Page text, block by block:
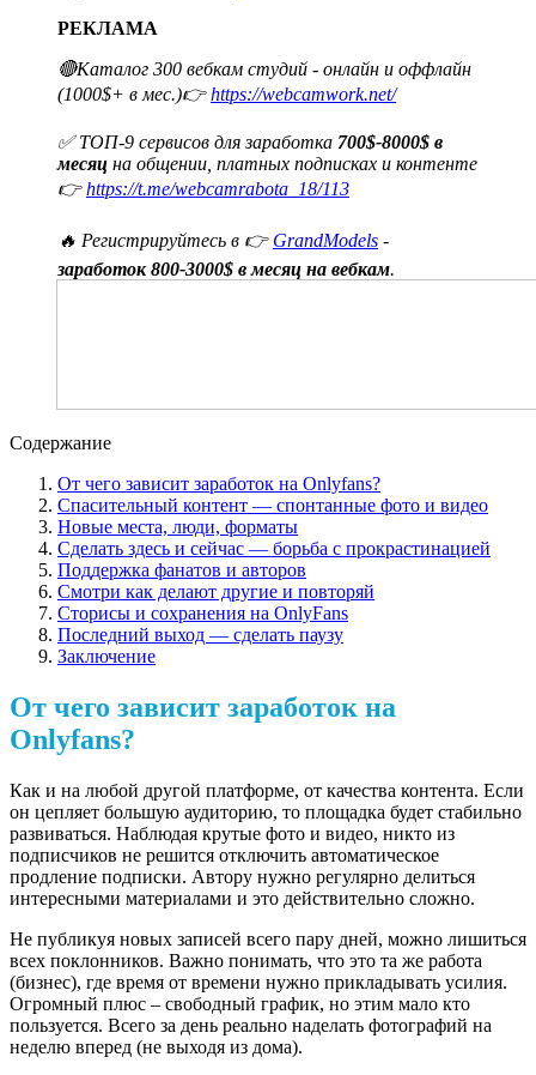
РЕКЛАМА
🔴Каталог 300 вебкам студий - онлайн и оффлайн
(1000$+ в мес.)👉https://webcamwork.net/
✅ ТОП-9 сервисов для заработка 700$-8000$ в
месяц на общении, платных подписках и контенте
👉https://t.me/webcamrabota_18/113
🔥 Регистрируйтесь в 👉 GrandModels -
заработок 800-3000$ в месяц на вебкам.
Содержание
От чего зависит заработок на Onlyfans?
Спасительный контент — спонтанные фото и видео
Новые места, люди, форматы
Сделать здесь и сейчас — борьба с прокрастинацией
Поддержка фанатов и авторов
Смотри как делают другие и повторяй
Сторисы и сохранения на OnlyFans
Последний выход — сделать паузу
Заключение
От чего зависит заработок на
Onlyfans?
Как и на любой другой платформе, от качества контента. Если
он цепляет большую аудиторию, то площадка будет стабильно
развиваться. Наблюдая крутые фото и видео, никто из
подписчиков не решится отключить автоматическое
продление подписки. Автору нужно регулярно делиться
интересными материалами и это действительно сложно.
Не публикуя новых записей всего пару дней, можно лишиться
всех поклонников. Важно понимать, что это та же работа
(бизнес), где время от времени нужно прикладывать усилия.
Огромный плюс – свободный график, но этим мало кто
пользуется. Всего за день реально наделать фотографий на
неделю вперед (не выходя из дома).